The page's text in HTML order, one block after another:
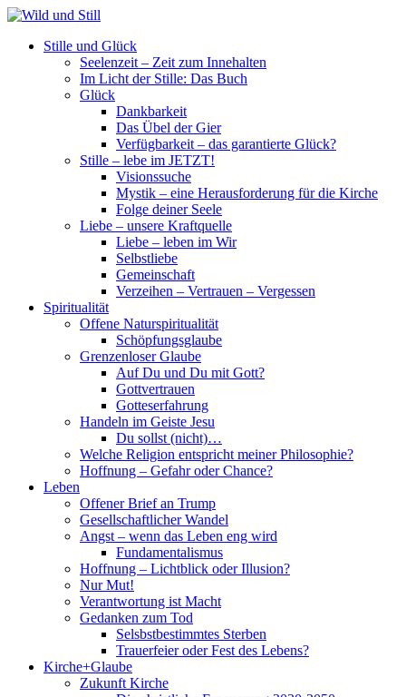
Stille und Glück
Seelenzeit – Zeit zum Innehalten
Im Licht der Stille: Das Buch
Glück
Dankbarkeit
Das Übel der Gier
Verfügbarkeit – das garantierte Glück?
Stille – lebe im JETZT!
Visionssuche
Mystik – eine Herausforderung für die Kirche
Folge deiner Seele
Liebe – unsere Kraftquelle
Liebe – leben im Wir
Selbstliebe
Gemeinschaft
Verzeihen – Vertrauen – Vergessen
Spiritualität
Offene Naturspiritualität
Schöpfungsglaube
Grenzenloser Glaube
Auf Du und Du mit Gott?
Gottvertrauen
Gotteserfahrung
Handeln im Geiste Jesu
Du sollst (nicht)…
Welche Religion entspricht meiner Philosophie?
Hoffnung – Gefahr oder Chance?
Leben
Offener Brief an Trump
Gesellschaftlicher Wandel
Angst – wenn das Leben eng wird
Fundamentalismus
Hoffnung – Lichtblick oder Illusion?
Nur Mut!
Verantwortung ist Macht
Gedanken zum Tod
Selsbstbestimmtes Sterben
Trauerfeier oder Fest des Lebens?
Kirche+Glaube
Zukunft Kirche